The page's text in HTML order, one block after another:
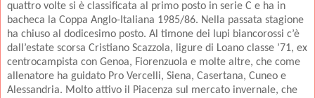
quattro volte si è classificata al primo posto in serie C e ha in
bacheca la Coppa Anglo-Italiana 1985/86. Nella passata stagione
ha chiuso al dodicesimo posto. Al timone dei lupi biancorossi c’è
dall’estate scorsa Cristiano Scazzola, ligure di Loano classe ’71, ex
centrocampista con Genoa, Fiorenzuola e molte altre, che come
allenatore ha guidato Pro Vercelli, Siena, Casertana, Cuneo e
Alessandria. Molto attivo il Piacenza sul mercato invernale, che